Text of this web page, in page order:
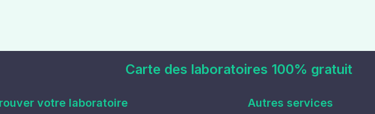
Carte des laboratoires 100% gratuit
votre laboratoire Autres services